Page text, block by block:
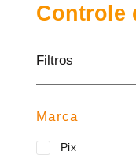
Controle
Filtros
Marca
Pix